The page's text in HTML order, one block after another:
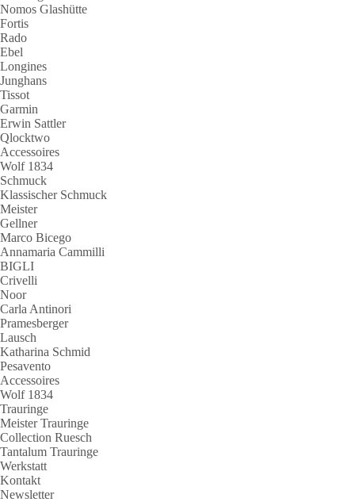
Nomos Glashütte
Fortis
Rado
Ebel
Longines
Junghans
Tissot
Garmin
Erwin Sattler
Qlocktwo
Accessoires
Wolf 1834
Schmuck
Klassischer Schmuck
Meister
Gellner
Marco Bicego
Annamaria Cammilli
BIGLI
Crivelli
Noor
Carla Antinori
Pramesberger
Lausch
Katharina Schmid
Pesavento
Accessoires
Wolf 1834
Trauringe
Meister Trauringe
Collection Ruesch
Tantalum Trauringe
Werkstatt
Kontakt
Newsletter